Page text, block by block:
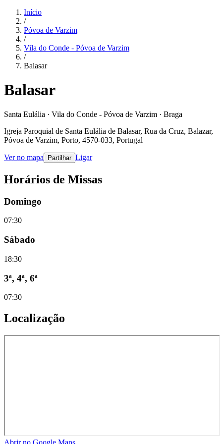
Início
/
Póvoa de Varzim
/
Vila do Conde - Póvoa de Varzim
/
Balasar
Balasar
Santa Eulália · Vila do Conde - Póvoa de Varzim · Braga
Igreja Paroquial de Santa Eulália de Balasar, Rua da Cruz, Balazar,
Póvoa de Varzim, Porto, 4570-033, Portugal
Ver no mapa Partilhar Ligar
Horários de Missas
Domingo
07:30
Sábado
18:30
3ª, 4ª, 6ª
07:30
Localização
Abrir no Google Maps